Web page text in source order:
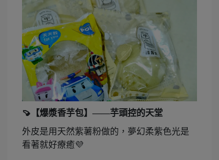
🍠 【爆漿香芋包】——芋頭控的天堂
外皮是用天然紫薯粉做的，夢幻柔紫色光是
看著就好療癒💜